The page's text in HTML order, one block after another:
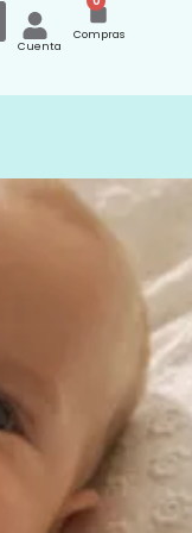
Cuenta
Compras